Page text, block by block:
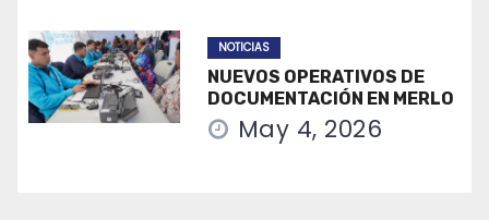
NOTICIAS
NUEVOS OPERATIVOS DE
DOCUMENTACIÓN EN MERLO
May 4, 2026